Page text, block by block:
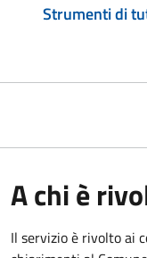
Strumenti di
A chi è
Il servizio è rivolto ai